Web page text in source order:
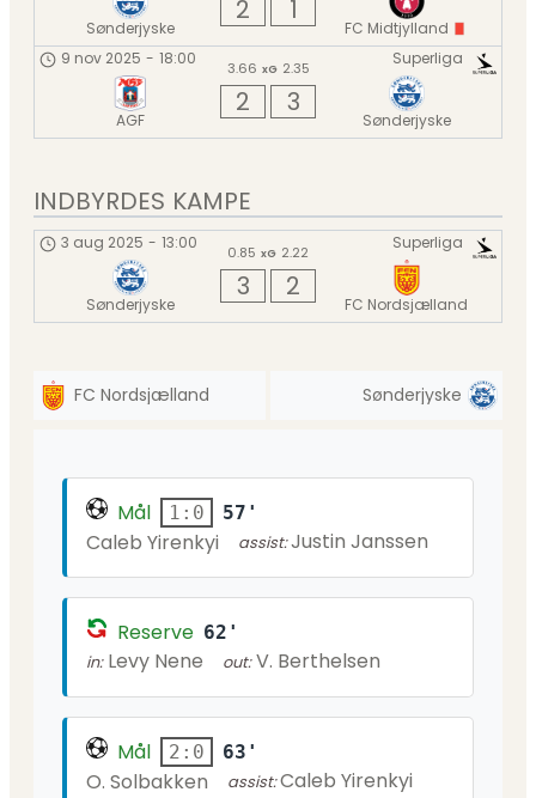
Sønderjyske
2 1
FC Midtjylland
Superliga
9 nov 2025 - 18:00
AGF
3.66 xG 2.35
2 3
Sønderjyske
INDBYRDES KAMPE
Superliga
3 aug 2025 - 13:00
Sønderjyske
0.85 xG 2.22
3 2
FC Nordsjælland
FC Nordsjælland Sønderjyske
Mål 1:0 57'
Caleb Yirenkyi assist:Justin Janssen
Reserve 62'
in: Levy Nene out: V. Berthelsen
Mål 2:0 63'
O. Solbakken assist:Caleb Yirenkyi